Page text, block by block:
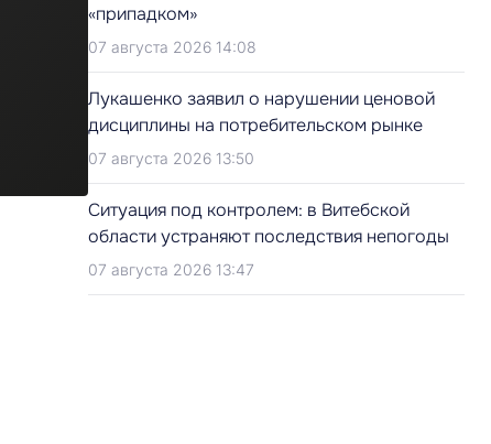
«припадком»
07 августа 2026 14:08
Лукашенко заявил о нарушении ценовой
дисциплины на потребительском рынке
07 августа 2026 13:50
Ситуация под контролем: в Витебской
области устраняют последствия непогоды
07 августа 2026 13:47